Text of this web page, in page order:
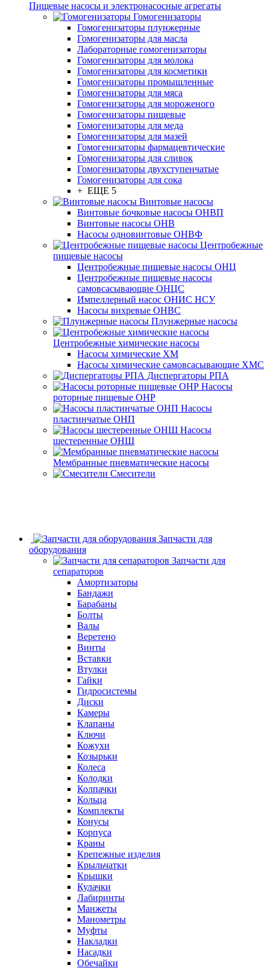
Пищевые насосы и электронасосные агрегаты
Гомогенизаторы
Гомогенизаторы плунжерные
Гомогенизаторы для масла
Лабораторные гомогенизаторы
Гомогенизаторы для молока
Гомогенизаторы для косметики
Гомогенизаторы промышленные
Гомогенизаторы для мяса
Гомогенизаторы для мороженого
Гомогенизаторы пищевые
Гомогенизаторы для меда
Гомогенизаторы для мазей
Гомогенизаторы фармацевтические
Гомогенизаторы для сливок
Гомогенизаторы двухступенчатые
Гомогенизаторы для сока
+ ЕЩЕ 5
Винтовые насосы
Винтовые бочковые насосы ОНВП
Винтовые насосы ОНВ
Насосы одновинтовые ОНВФ
Центробежные
пищевые насосы
Центробежные пищевые насосы ОНЦ
Центробежные пищевые насосы
самовсасывающие ОНЦС
Импеллерный насос ОНИС НСУ
Насосы вихревые ОНВС
Плунжерные насосы
Центробежные химические насосы
Насосы химические ХМ
Насосы химические самовсасывающие ХМС
Диспергаторы РПА
Насосы
роторные пищевые ОНР
Насосы
пластинчатые ОНП
Насосы
шестеренные ОНШ
Мембранные пневматические насосы
Смесители
Запчасти для
оборудования
Запчасти для
сепараторов
Амортизаторы
Бандажи
Барабаны
Болты
Валы
Веретено
Винты
Вставки
Втулки
Гайки
Гидросистемы
Диски
Камеры
Клапаны
Ключи
Кожухи
Козырьки
Колеса
Колодки
Колпачки
Кольца
Комплекты
Конусы
Корпуса
Краны
Крепежные изделия
Крыльчатки
Крышки
Кулачки
Лабиринты
Манжеты
Манометры
Муфты
Накладки
Насадки
Обечайки